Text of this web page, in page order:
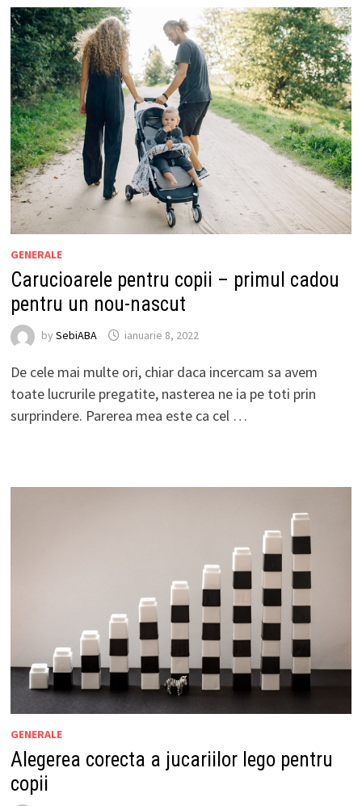
GENERALE
Carucioarele pentru copii – primul cadou
pentru un nou-nascut
by SebiABA ianuarie 8, 2022
De cele mai multe ori, chiar daca incercam sa avem
toate lucrurile pregatite, nasterea ne ia pe toti prin
surprindere. Parerea mea este ca cel …
GENERALE
Alegerea corecta a jucariilor lego pentru
copii